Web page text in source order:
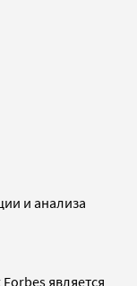
и анализа
является